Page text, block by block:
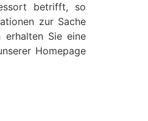
betrifft, so
zur Sache
erhalten Sie eine
Homepage